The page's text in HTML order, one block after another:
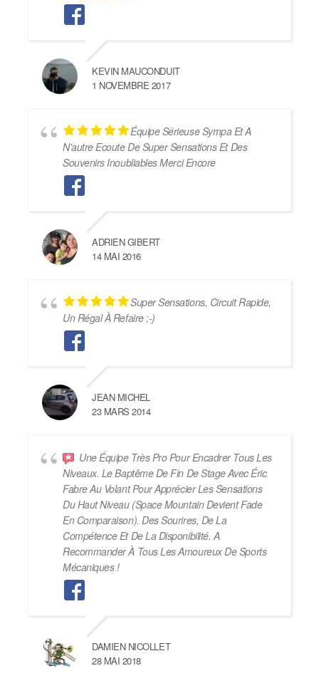
KEVIN MAUCONDUIT
1 NOVEMBRE 2017
Équipe Sérieuse Sympa Et A
N'autre Ecoute De Super Sensations Et Des
Souvenirs Inoubliables Merci Encore
ADRIEN GIBERT
14 MAI 2016
Super Sensations, Circuit Rapide,
Un Régal À Refaire ;-)
JEAN MICHEL
23 MARS 2014
Une Équipe Très Pro Pour Encadrer Tous Les
Niveaux. Le Baptême De Fin De Stage Avec Éric
Fabre Au Volant Pour Apprécier Les Sensations
Du Haut Niveau (Space Mountain Devient Fade
En Comparaison). Des Sourires, De La
Compétence Et De La Disponibilité. A
Recommander À Tous Les Amoureux De Sports
Mécaniques !
DAMIEN NICOLLET
28 MAI 2018